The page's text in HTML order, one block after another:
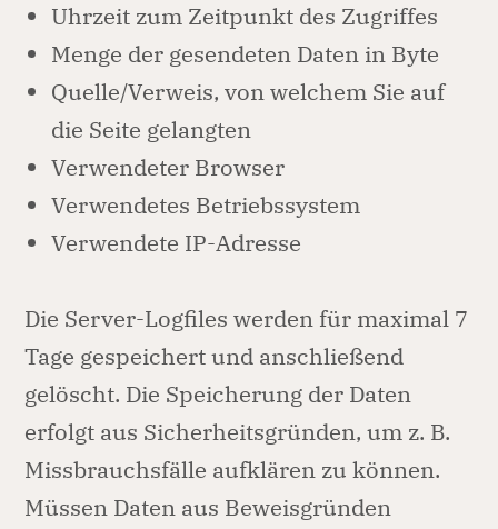
Uhrzeit zum Zeitpunkt des Zugriffes
Menge der gesendeten Daten in Byte
Quelle/Verweis, von welchem Sie auf
die Seite gelangten
Verwendeter Browser
Verwendetes Betriebssystem
Verwendete IP-Adresse
Die Server-Logfiles werden für maximal 7
Tage gespeichert und anschließend
gelöscht. Die Speicherung der Daten
erfolgt aus Sicherheitsgründen, um z. B.
Missbrauchsfälle aufklären zu können.
Müssen Daten aus Beweisgründen